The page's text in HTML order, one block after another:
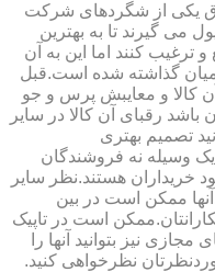
یکی از شگردهای شرکت
می گیرند تا به بهترین
ترغیب کنند اما این به آن
گذاشته شده است.قبل
آن کالا و معایبش پرس و جو
باشد رقبای آن کالا در سایر
تصمیم بهتری
یک وسیله نه فروشندگان
خریداران هستند.نظر سایر
ممکن است در بین
است در تاپیک
نیز بتوانید آنها را
نظرخواهی کنید.